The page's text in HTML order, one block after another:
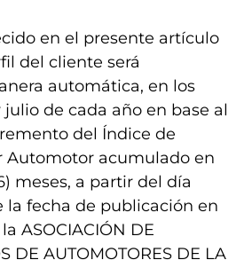
en el presente artículo
del cliente será
automática, en los
de cada año en base al
del Índice de
Automotor acumulado en
meses, a partir del día
fecha de publicación en
ASOCIACIÓN DE
DE AUTOMOTORES DE LA